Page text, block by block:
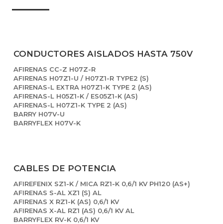
CONDUCTORES AISLADOS HASTA 750V
AFIRENAS CC-Z H07Z-R
AFIRENAS H07Z1-U / H07Z1-R TYPE2 (S)
AFIRENAS-L EXTRA H07Z1-K TYPE 2 (AS)
AFIRENAS-L H05Z1-K / ES05Z1-K (AS)
AFIRENAS-L H07Z1-K TYPE 2 (AS)
BARRY H07V-U
BARRYFLEX H07V-K
CABLES DE POTENCIA
AFIREFENIX SZ1-K / MICA RZ1-K 0,6/1 KV PH120 (AS+)
AFIRENAS S-AL XZ1 (S) AL
AFIRENAS X RZ1-K (AS) 0,6/1 KV
AFIRENAS X-AL RZ1 (AS) 0,6/1 KV AL
BARRYFLEX RV-K 0,6/1 KV